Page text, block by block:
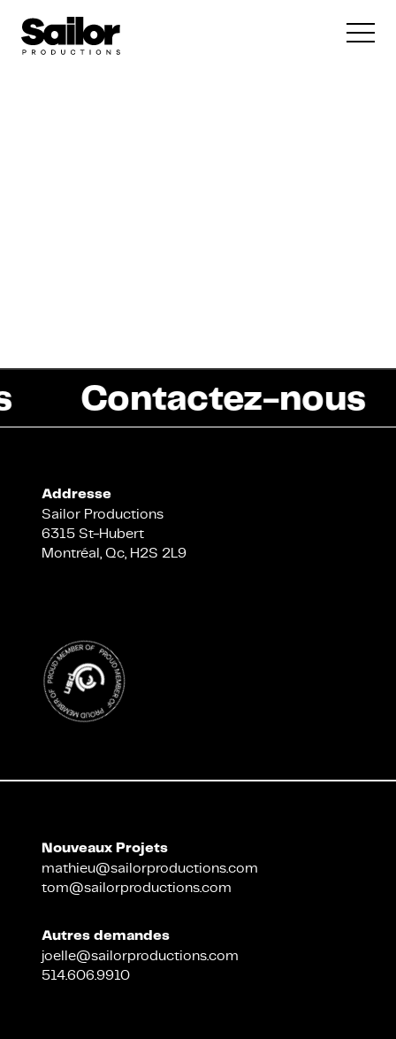
Documentaire
Fiction
Addresse
Sailor Productions
6315 St-Hubert
Montréal, Qc, H2S 2L9
Nouveaux Projets
mathieu@sailorproductions.com
tom@sailorproductions.com
Autres demandes
joelle@sailorproductions.com
514.606.9910